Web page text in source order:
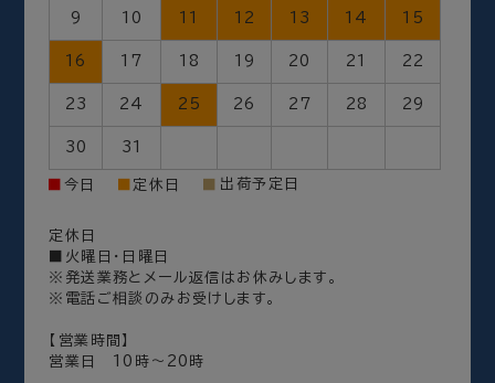
9 10 11 12 13 14 15
16 17 18 19 20 21 22
23 24 25 26 27 28 29
30 31
今日 定休日 出荷予定日
定休日
■火曜日・日曜日
※発送業務とメール返信はお休みします。
※電話ご相談のみお受けします。
【営業時間】
営業日 10時～20時